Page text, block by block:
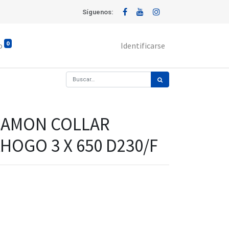
Síguenos:
0 Identificarse
COLLAR
3 X 650 D230/F